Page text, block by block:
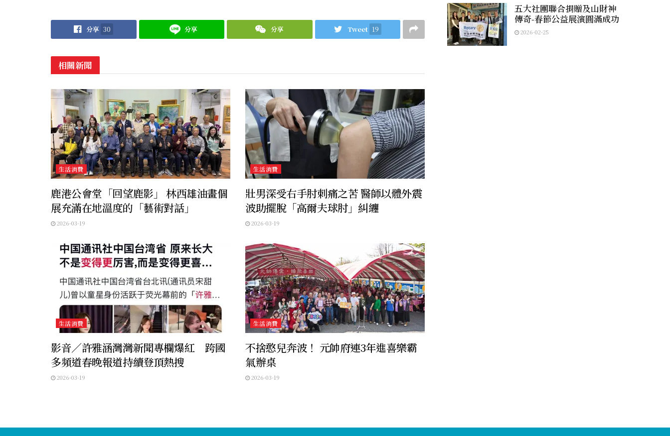
分享 30 分享 分享 Tweet 19
相關新聞
生活消費
鹿港公會堂「回望鹿影」 林西雄油畫個
展充滿在地溫度的「藝術對話」
2026-03-19
生活消費
壯男深受右手肘刺痛之苦 醫師以體外震
波助擺脫「高爾夫球肘」糾纏
2026-03-19
生活消費
影音／許雅涵灣灣新聞專欄爆紅 跨國
多頻道春晚報道持續登頂熱搜
2026-03-19
生活消費
不捨憨兒奔波！ 元帥府連3年進喜樂霸
氣辦桌
2026-03-19
五大社團聯合捐贈及山財神
傳奇-春節公益展演圓滿成功
2026-02-25